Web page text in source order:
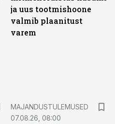
ja uus tootmishoone
valmib plaanitust
varem
MAJANDUSTULEMUSED
07.08.26, 08:00